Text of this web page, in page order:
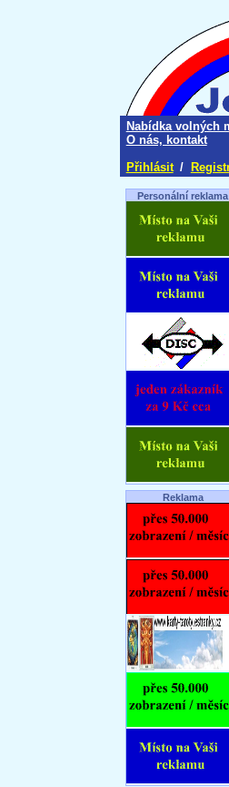
Nabídka volných
O nás, kontakt
Přihlásit /
Personální reklama
Reklama